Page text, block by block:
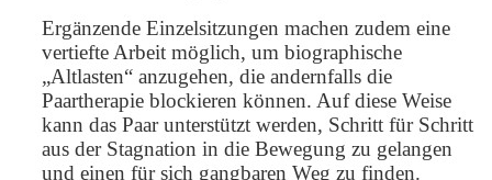
Ergänzende Einzelsitzungen machen zudem eine
vertiefte Arbeit möglich, um biographische
„Altlasten“ anzugehen, die andernfalls die
Paartherapie blockieren können. Auf diese Weise
kann das Paar unterstützt werden, Schritt für Schritt
aus der Stagnation in die Bewegung zu gelangen
und einen für sich gangbaren Weg zu finden.